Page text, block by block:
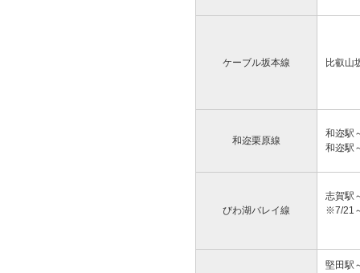
ケーブル坂本線 比叡山
和迩栗原線
和迩駅
和迩駅
びわ湖バレイ線
志賀駅
※7/21
堅田駅